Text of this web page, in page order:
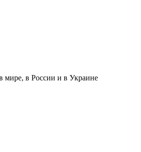
в России и в Украине